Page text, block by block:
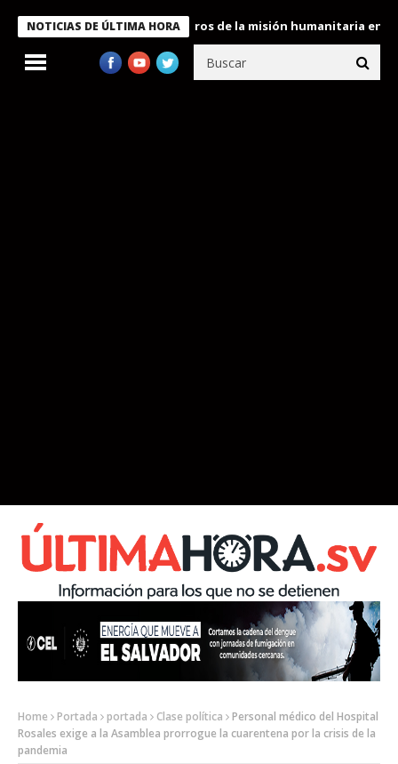
NOTICIAS DE ÚLTIMA HORA
Bukele condecora a miembros de la misión humanitaria enviada
Home Portada portada Clase política
Personal médico del Hospital
Rosales exige a la Asamblea prorrogue la cuarentena por la crisis de la
pandemia